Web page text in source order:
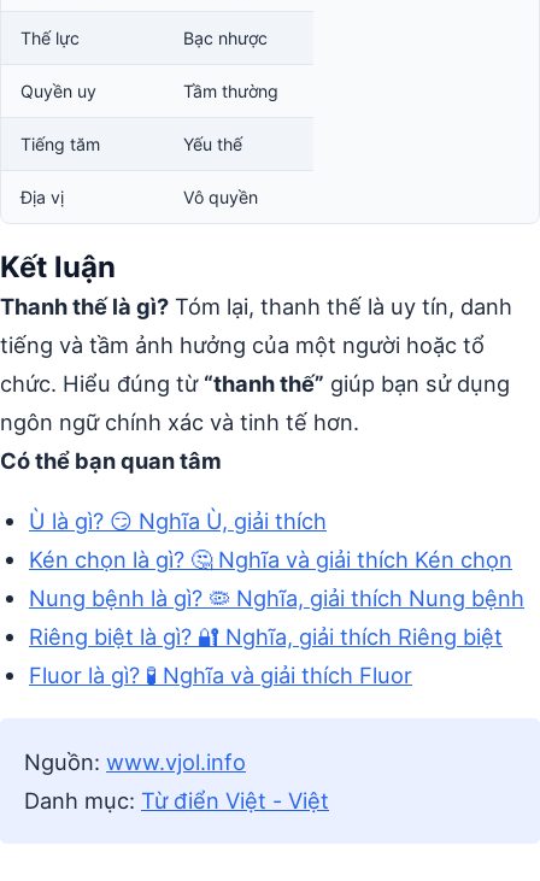
Thế lực Bạc nhược
Quyền uy Tầm thường
Tiếng tăm Yếu thế
Địa vị Vô quyền
Kết luận
Thanh thế là gì? Tóm lại, thanh thế là uy tín, danh
tiếng và tầm ảnh hưởng của một người hoặc tổ
chức. Hiểu đúng từ “thanh thế” giúp bạn sử dụng
ngôn ngữ chính xác và tinh tế hơn.
Có thể bạn quan tâm
Ù là gì? 😏 Nghĩa Ù, giải thích
Kén chọn là gì? 🤔 Nghĩa và giải thích Kén chọn
Nung bệnh là gì? 🦠 Nghĩa, giải thích Nung bệnh
Riêng biệt là gì? 🔐 Nghĩa, giải thích Riêng biệt
Fluor là gì? 🧪 Nghĩa và giải thích Fluor
Nguồn: www.vjol.info
Danh mục: Từ điển Việt - Việt